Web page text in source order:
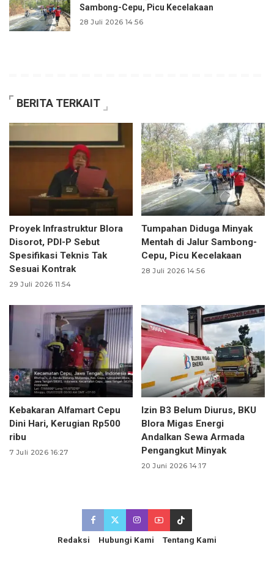
Sambong-Cepu, Picu Kecelakaan
28 Juli 2026 14:56
BERITA TERKAIT
Proyek Infrastruktur Blora
Disorot, PDI-P Sebut
Spesifikasi Teknis Tak
Sesuai Kontrak
29 Juli 2026 11:54
Tumpahan Diduga Minyak
Mentah di Jalur Sambong-
Cepu, Picu Kecelakaan
28 Juli 2026 14:56
Kebakaran Alfamart Cepu
Dini Hari, Kerugian Rp500
ribu
7 Juli 2026 16:27
Izin B3 Belum Diurus, BKU
Blora Migas Energi
Andalkan Sewa Armada
Pengangkut Minyak
20 Juni 2026 14:17
Redaksi Hubungi Kami Tentang Kami